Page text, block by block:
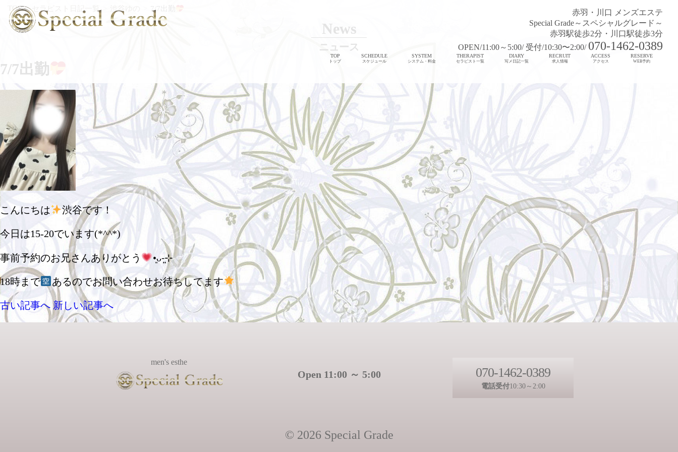
赤羽・川口 メンズエステ
Special Grade～スペシャルグレード～
赤羽駅徒歩2分・川口駅徒歩3分
OPEN/11:00～5:00/ 受付/10:30〜2:00/ 070-1462-0389
TOP
トップ
SCHEDULE
スケジュール
SYSTEM
システム・料金
THERAPIST
セラピスト一覧
DIARY
写メ日記一覧
RECRUIT
求人情報
ACCESS
アクセス
RESERVE
WEB予約
TOP セラピスト日記一覧 渋谷ゆの 7/7出勤
News
ニュース
7/7出勤
こんにちは 渋谷です！
今日は15-20でいます(*^^*)
事前予約のお兄さんありがとう •͈ᴗ⁃͈⊹
18時まで あるのでお問い合わせお待ちしてます
古い記事へ 新しい記事へ
men's esthe
Open 11:00 ～ 5:00 070-1462-0389
電話受付10:30～2:00
© 2026 Special Grade